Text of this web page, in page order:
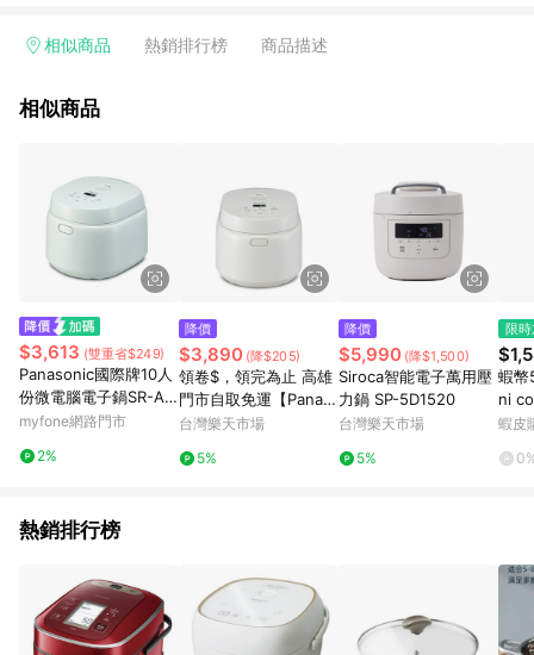
Smart mobile、神腦生活、JS巨盛、樂天KOBO電子書，請詳閱
台灣樂天市場，並在同一瀏覽器於24小時內結帳，才享有 LINE
使用APP、或中途瀏覽比價網、回饋網、Google等其他網頁、或
由網頁版(電腦版/手機版網頁)切換為App都將會造成追蹤中斷而
無法進行 LINE POINTS 回饋。 (5) LINE 購物為購物資訊整合性
平台，商品資料更新會有時間差，如顯示之商品規格、顏色、價
位、贈品與台灣樂天市場銷售網頁不符，以銷售網頁標示為準。
(6) 導購訂單已逾 365 天，根據台灣樂天回饋規定，逾期訂單將
不符合回饋資格。 (7) 若上述或其他原因，致使消費者無接收到
點數回饋或點數回饋有爭議，台灣樂天市場保有更改條款與法律
追訴之權利，活動詳情以樂天市場網站公告為準。
相似商品 熱銷排行榜 商品描述
相似商品
$3,613 (雙重省$249)
Panasonic國際牌10人
份微電腦電子鍋SR-A11
8D(無安裝 純配送至一
myfone網路門市
2%
降價
$3,890 (降$205)
領卷$，領完為止 高雄
門市自取免運【Panas
onic】十人份微電腦電
台灣樂天市場
5%
降價
$5,990 (降$1,500)
Siroca智能電子萬用壓
力鍋 SP-5D1520
台灣樂天市場
5%
限
蝦幣
ni
-
蝦皮
熱銷排行榜